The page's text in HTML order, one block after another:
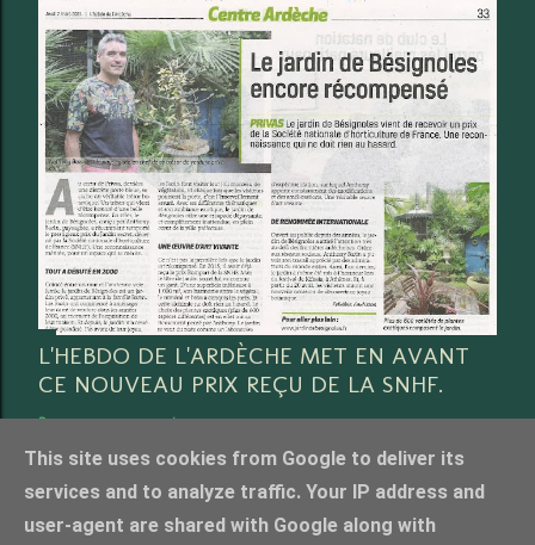
L'HEBDO DE L'ARDÈCHE MET EN AVANT
CE NOUVEAU PRIX REÇU DE LA SNHF.
Partager 3 commentaires
This site uses cookies from Google to deliver its
services and to analyze traffic. Your IP address and
user-agent are shared with Google along with